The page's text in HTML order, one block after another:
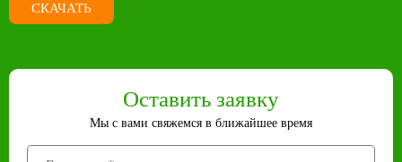
СКАЧАТЬ
Оставить заявку
Мы с вами свяжемся в ближайшее время